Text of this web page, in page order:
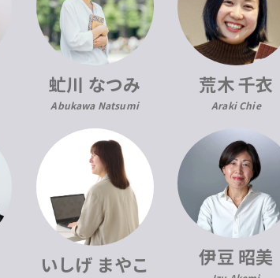
虻川 なつみ
Abukawa Natsumi
荒木 千衣
Araki Chie
いしげ まやこ 伊豆 昭美